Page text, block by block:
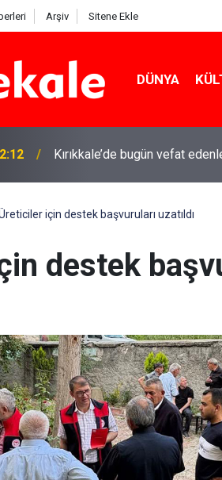
Arşiv Sitene Ekle
DÜNYA
Kırıkkale’de bugün vefat
için destek başvuruları uzatıldı
destek